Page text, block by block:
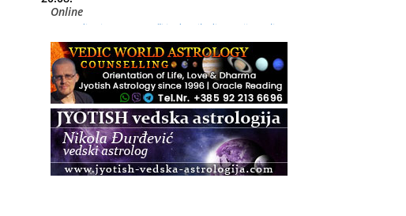
Online
Radionica: Pomagači iz drugih dimenzija Online –
otvoreno za sve
21.08.
Zagreb+Online
Osnovni ThetaHealing® tečaj, Zagreb i Online
22.08.
Pula
Access BARS®, otpusti stres
23.08.
Pula